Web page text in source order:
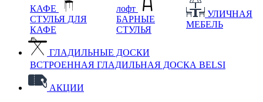
КАФЕ
СТУЛЬЯ ДЛЯ
КАФЕ
лофт
БАРНЫЕ
СТУЛЬЯ
УЛИЧНАЯ
МЕБЕЛЬ
ГЛАДИЛЬНЫЕ ДОСКИ
ВСТРОЕННАЯ ГЛАДИЛЬНАЯ ДОСКА BELSI
АКЦИИ